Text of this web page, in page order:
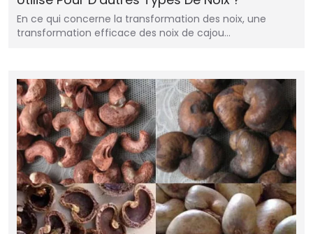
En ce qui concerne la transformation des noix, une
transformation efficace des noix de cajou…